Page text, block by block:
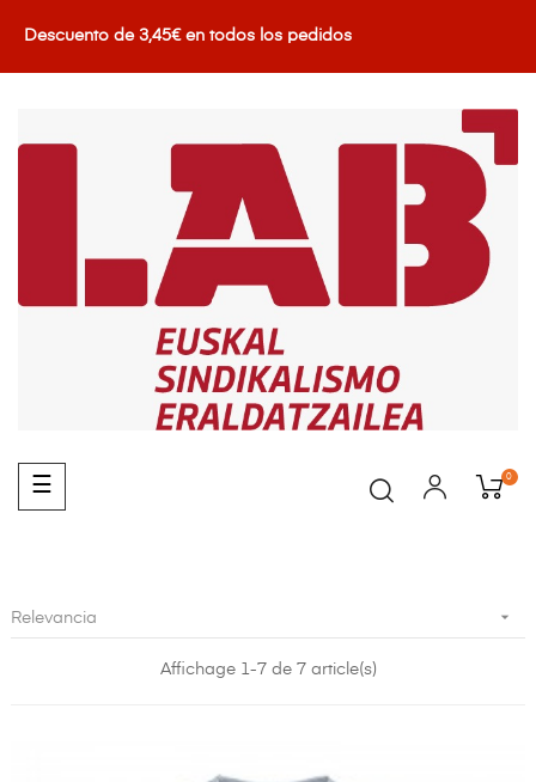
Descuento de 3,45€ en todos los pedidos
Navegación
de
☰ 0
Relevancia 
Affichage 1-7 de 7 article(s)